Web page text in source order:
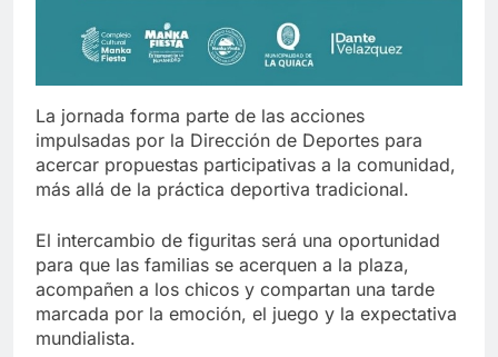
La jornada forma parte de las acciones
impulsadas por la Dirección de Deportes para
acercar propuestas participativas a la comunidad,
más allá de la práctica deportiva tradicional.
El intercambio de figuritas será una oportunidad
para que las familias se acerquen a la plaza,
acompañen a los chicos y compartan una tarde
marcada por la emoción, el juego y la expectativa
mundialista.